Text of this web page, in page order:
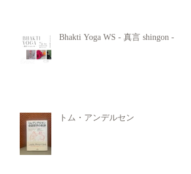
Bhakti Yoga WS - 真言 shingon -
トム・アンデルセン